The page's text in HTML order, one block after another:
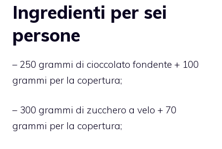
Ingredienti per sei
persone
– 250 grammi di cioccolato fondente + 100
grammi per la copertura;
– 300 grammi di zucchero a velo + 70
grammi per la copertura;